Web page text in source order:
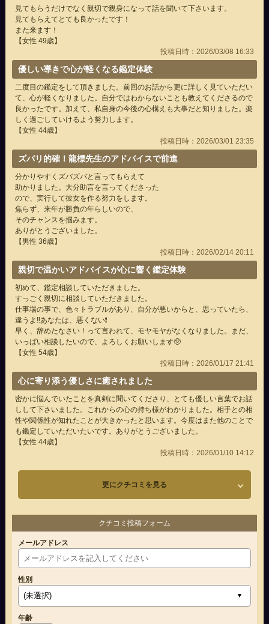
見てもらうだけでなく親切で親身になって話を聞いて下さいます。
見てもらえてとても良かったです！
また来ます！
【女性 49歳】
投稿日時：2026/03/08 16:33
優しい導きで心が軽くなる鑑定体験
二度目の鑑定をして頂きました。前回のお話から更に詳しく見ていただい
て、心が軽くなりました。自分ではわからないことも教えてくださるので
良かったです。加えて、私自身の今後の心構えも大事だと知りました。楽
しく過ごしていけるよう努力します。
【女性 44歳】
投稿日時：2026/03/01 23:35
ズバリ的確！龍標先生のアドバイスで前進
分かりやすくズバズバと言ってもらえて
助かりました。大分助言を言ってくださった
ので、実行して彼女を作る努力をします。
焦らず、来年が勝負の年らしいので、
そのチャンスを掴みます。
ありがとうございました。
【男性 36歳】
投稿日時：2026/02/14 20:11
親切で温かいアドバイスが心に響く鑑定体験
初めて、鑑定相談していただきました。
すっごく親切に相談していただきました。
仕事場の事で、色々トラブルがあり、自分が悪いからと、思っていたら、
違うよ‼️あなたは、悪くない❗️
早く、辞めたなさい！って言われて、モヤモヤがなくなりました。まだ、
いっぱい相談したいので、よろしくお願いします🥺
【女性 54歳】
投稿日時：2026/01/17 21:41
心に寄り添う優しさに癒されました
密かに悩んでいたことを真剣に聞いてくださり、とても優しい言葉でお話
しして下さいました。これからの心の持ち様がわかりました。相手との相
性や関係性が知れたことが大きかったと思います。今度はまた他のことで
も鑑定していただいたいです。ありがとうございました。
【女性 44歳】
投稿日時：2026/01/10 14:12
更にクチコミを見る
クチコミ投稿フォーム
メールアドレス
性別
年齢